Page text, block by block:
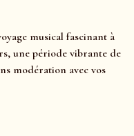
musical fascinant à
une période vibrante de
modération avec vos